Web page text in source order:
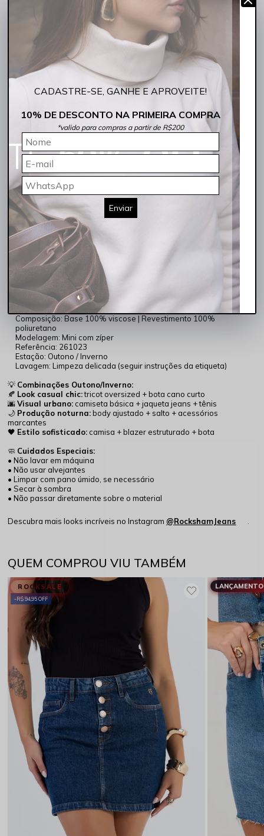
A Saia Mini PU Resinada com Zíper Bordo Rocksham é a peça ideal
para quem deseja adicionar atitude e sofisticação ao guarda-roupa.
Seu acabamento resinado traz um visual inspirado no couro,
proporcionando um efeito moderno, urbano e extremamente
estiloso
Sua base em viscose garante mais conforto ao vestir, enquanto o
revestimento em poliuretano oferece aquele toque visual impactante
que transforma qualquer look. O modelo mini valoriza a silhueta e,
aliado ao design com zíper, cria um visual mais marcante e
A cor bordo adiciona profundidade e elegância à produção, sendo
perfeita para composições de outono e inverno. Versátil, a peça
combina com blusas ajustadas, tricots amplos, camisas estruturadas
e jaquetas, permitindo montar desde looks casuais até produções
noturnas cheias decharmee personalidade.
✔ Acabamento resinado com efeito couro moderno
✔ Modelagem mini que valoriza a silhueta
✔ Zíper que agrega estilo e praticidade
✔ Ideal para composições urbanas e sofisticadas
✔ Peça-chave para looks de meia-estação e inverno
✨Por que esta saia é essencial para o Outono/Inverno?
Visual marcante com efeito couro elegante
Cor bordo sofisticada e fácil de combinar
Estrutura que valoriza o corpo
Perfeita para looks noturnos e urbanos
Transita facilmente entre produções casuais e refinadas
Características principais:
Cor: Bordo
Composição: Base 100% viscose | Revestimento 100%
poliuretano
Modelagem: Mini com zíper
Referência: 261023
Estação: Outono / Inverno
Lavagem: Limpeza delicada (seguir instruções da etiqueta)
💡 Combinações Outono/Inverno:
🍂 Look casual chic:tricot oversized + bota cano curto
🌆Visual urbano: camiseta básica + jaqueta jeans + tênis
🌙 Produção noturna:body ajustado + salto + acessórios
marcantes
🖤 Estilo sofisticado: camisa + blazer estruturado + bota
🧼 Cuidados Especiais:
• Não lavar em máquina
• Não usar alvejantes
• Limpar com pano úmido, se necessário
• Secar à sombra
• Não passar diretamente sobre o material
Descubra mais looks incríveis no Instagram @RockshamJeans
QUEM COMPROU VIU TAMBÉM
R$ 94,95 OFF
ROCKSALE
CADASTRE-SE, GANHE E APROVEITE!
10% DE DESCONTO NA PRIMEIRA COMPRA
*valido para compras a partir de R$200
Enviar